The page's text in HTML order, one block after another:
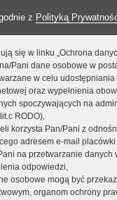
z Polityką
się w linku „Ochrona
Pani dane osobowe w
w celu udostępniania
oraz wypełnienia
spoczywających na
RODO),
korzysta Pan/Pani z
adresem e-mail
na przetwarzanie danych
odpowiedzi,
osobowe mogą być
organom ochrony